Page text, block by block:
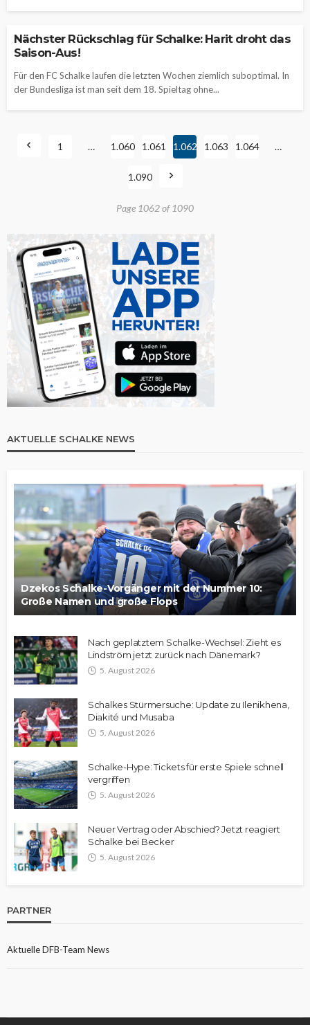
Nächster Rückschlag für Schalke: Harit droht das
Saison-Aus!
Für den FC Schalke laufen die letzten Wochen ziemlich suboptimal. In
der Bundesliga ist man seit dem 18. Spieltag ohne...
1 … 1.060 1.061 1.062 1.063 1.064 …
1.090
Page 1062 of 1090
AKTUELLE SCHALKE NEWS
Dzekos Schalke-Vorgänger mit der Nummer 10:
Große Namen und große Flops
Nach geplatztem Schalke-Wechsel: Zieht es
Lindström jetzt zurück nach Dänemark?
5. August 2026
Schalkes Stürmersuche: Update zu Ilenikhena,
Diakité und Musaba
5. August 2026
Schalke-Hype: Tickets für erste Spiele schnell
vergriffen
5. August 2026
Neuer Vertrag oder Abschied? Jetzt reagiert
Schalke bei Becker
5. August 2026
PARTNER
Aktuelle DFB-Team News